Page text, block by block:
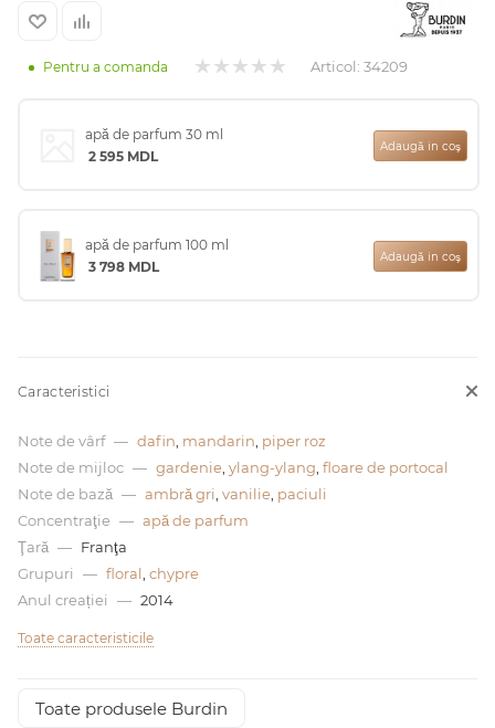
Pentru a comanda Articol: 34209
apă de parfum 30 ml
2 595 MDL
Adaugă in coş
apă de parfum 100 ml
3 798 MDL
Adaugă in coş
Caracteristici
Note de vârf — dafin mandarin piper roz
Note de mijloc — gardenie ylang-ylang floare de portocal
Note de bază — ambră gri vanilie paciuli
Concentraţie — apă de parfum
Ţară — Franţa
Grupuri
— floral chypre
Anul creației
— 2014
Toate caracteristicile
Toate produsele Burdin